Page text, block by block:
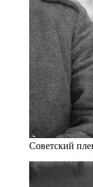
Советский